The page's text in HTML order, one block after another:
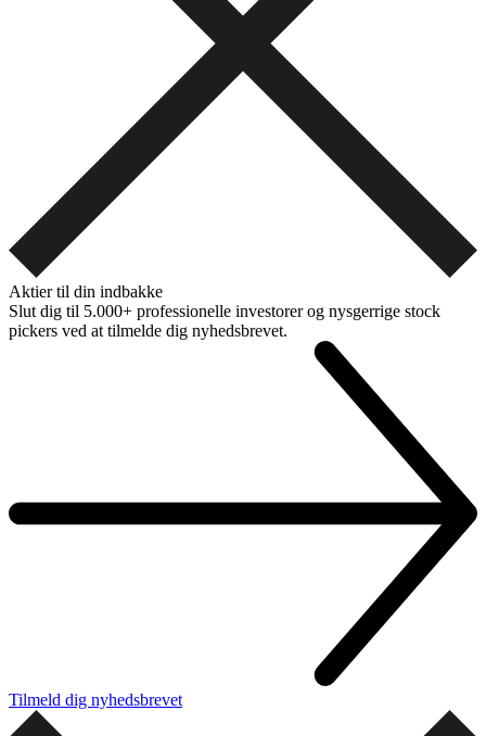
Aktier til din indbakke
Slut dig til 5.000+ professionelle investorer og nysgerrige stock
pickers ved at tilmelde dig nyhedsbrevet.
Tilmeld dig nyhedsbrevet